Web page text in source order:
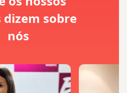
sobre
nós